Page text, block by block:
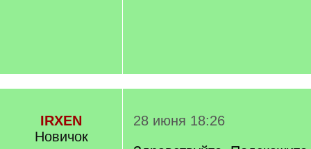
IRXEN
Новичок
28 июня 18:26